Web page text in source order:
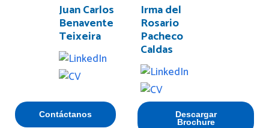
Juan Carlos
Benavente
Teixeira
Irma del
Rosario
Pacheco
Caldas
Contáctanos
Descargar
Brochure